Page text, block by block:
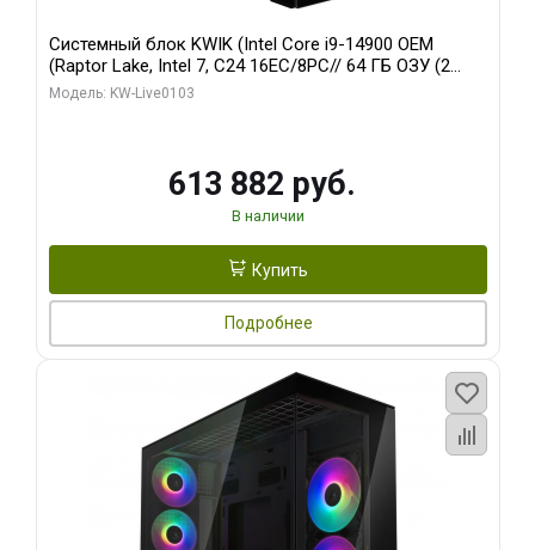
Системный блок KWIK (Intel Core i9-14900 OEM
(Raptor Lake, Intel 7, C24 16EC/8PC// 64 ГБ ОЗУ (2
модуля)/ Afox RTX4090 24GB GDDR6X 384-Bit 3xDP
Модель: KW-Live0103
613 882 руб.
В наличии
Купить
Подробнее